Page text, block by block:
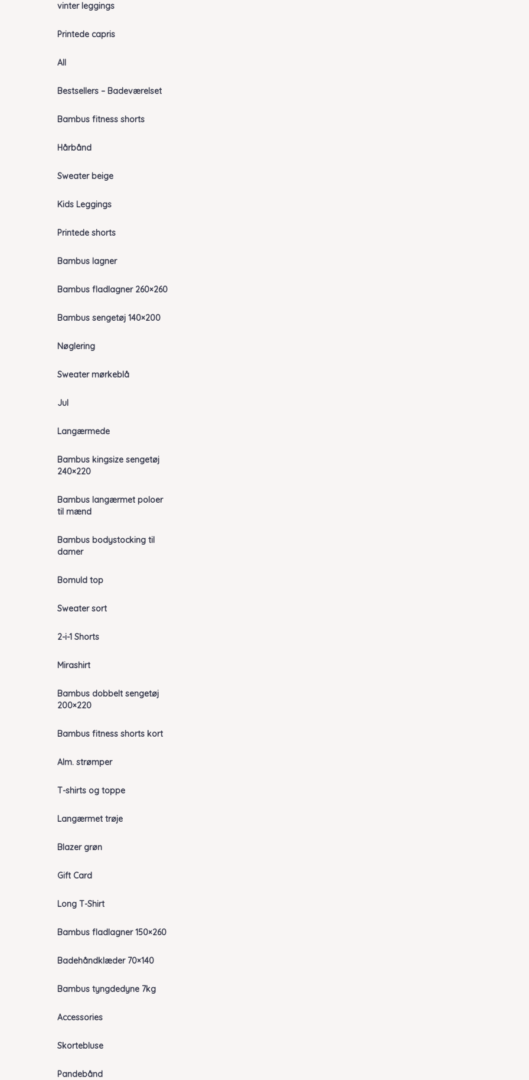
vinter leggings
Printede capris
All
Bestsellers – Badeværelset
Bambus fitness shorts
Hårbånd
Sweater beige
Kids Leggings
Printede shorts
Bambus lagner
Bambus fladlagner 260×260
Bambus sengetøj 140×200
Nøglering
Sweater mørkeblå
Jul
Langærmede
Bambus kingsize sengetøj
240×220
Bambus langærmet poloer
til mænd
Bambus bodystocking til
damer
Bomuld top
Sweater sort
2-i-1 Shorts
Mirashirt
Bambus dobbelt sengetøj
200×220
Bambus fitness shorts kort
Alm. strømper
T-shirts og toppe
Langærmet trøje
Blazer grøn
Gift Card
Long T-Shirt
Bambus fladlagner 150×260
Badehåndklæder 70×140
Bambus tyngdedyne 7kg
Accessories
Skortebluse
Pandebånd